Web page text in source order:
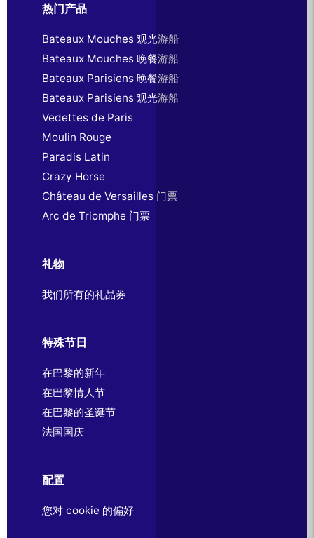
热门产品
Bateaux Mouches 观光游船
Bateaux Mouches 晚餐游船
Bateaux Parisiens 晚餐游船
Bateaux Parisiens 观光游船
Vedettes de Paris
Moulin Rouge
Paradis Latin
Crazy Horse
Château de Versailles 门票
Arc de Triomphe 门票
礼物
我们所有的礼品券
特殊节日
在巴黎的新年
在巴黎情人节
在巴黎的圣诞节
法国国庆
配置
您对 cookie 的偏好